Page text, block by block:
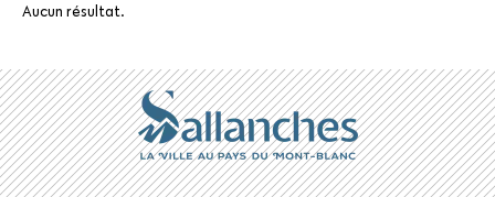
Aucun résultat.